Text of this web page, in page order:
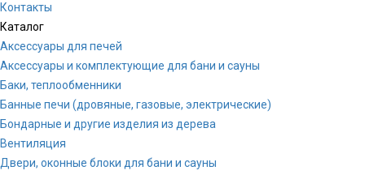
Контакты
Каталог
Аксессуары для печей
Аксессуары и комплектующие для бани и сауны
Баки, теплообменники
Банные печи (дровяные, газовые, электрические)
Бондарные и другие изделия из дерева
Вентиляция
Двери, оконные блоки для бани и сауны